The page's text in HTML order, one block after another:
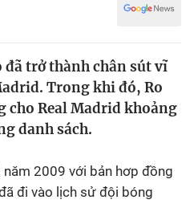
trở thành chân sút vĩ
Trong khi đó, Ro
cho Real Madrid khoảng
danh sách.
2009 với bản hơp đồng
đi vào lịch sử đội bóng